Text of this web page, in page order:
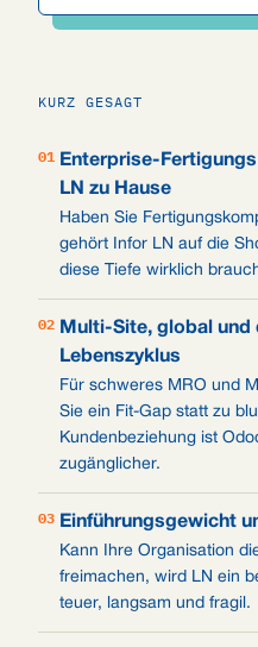
KURZ GESAGT
01 Enterprise-
LN zu Hause
Haben Sie
gehört Infor LN auf die
diese Tiefe wirklich
02 Multi-Site, global und
Lebenszyklus
Für schweres MRO und
Sie ein Fit-Gap statt zu
Kundenbeziehung ist
zugänglicher.
03 Einführungsgewicht
Kann Ihre Organisation
freimachen, wird LN ein
teuer, langsam und fragil.